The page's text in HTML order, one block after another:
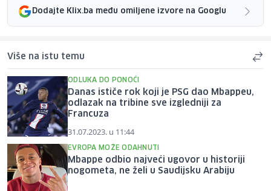
Dodajte Klix.ba među omiljene izvore na Googlu
Više na istu temu
ODLUKA DO PONOĆI
Danas ističe rok koji je PSG dao Mbappeu,
odlazak na tribine sve izgledniji za
Francuza
31.07.2023. u 11:44
EVROPA MOŽE ODAHNUTI
Mbappe odbio najveći ugovor u historiji
nogometa, ne želi u Saudijsku Arabiju